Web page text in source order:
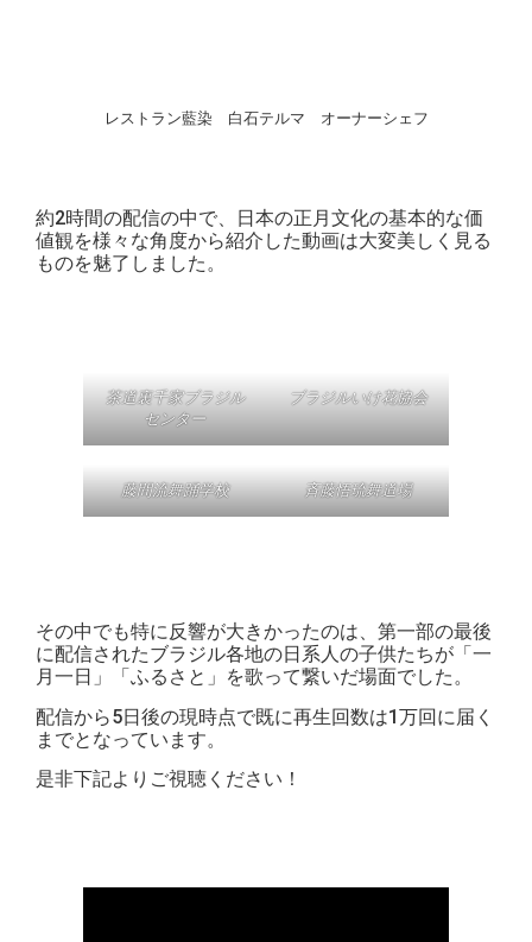
レストラン藍染 白石テルマ オーナーシェフ
約2時間の配信の中で、日本の正月文化の基本的な価
値観を様々な角度から紹介した動画は大変美しく見る
ものを魅了しました。
茶道裏千家ブラジル
センター
ブラジルいけ花協会
藤間流舞踊学校 斉藤悟琉舞道場
その中でも特に反響が大きかったのは、第一部の最後
に配信されたブラジル各地の日系人の子供たちが「一
月一日」「ふるさと」を歌って繋いだ場面でした。
配信から5日後の現時点で既に再生回数は1万回に届く
までとなっています。
是非下記よりご視聴ください！